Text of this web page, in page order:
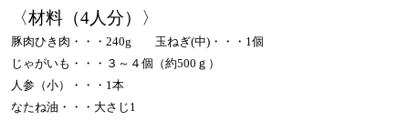
〈材料（4人分）〉
豚肉ひき肉・・・240g 玉ねぎ(中)・・・1個
じゃがいも・・・３～４個（約500ｇ）
人参（小）・・・1本
なたね油・・・大さじ1